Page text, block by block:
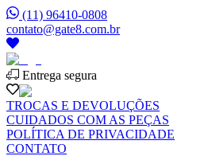
(11) 96410-0808
contato@gate8.com.br
Entrega segura
TROCAS E DEVOLUÇÕES
CUIDADOS COM AS PEÇAS
POLÍTICA DE PRIVACIDADE
CONTATO